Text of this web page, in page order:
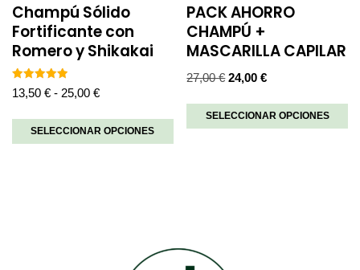
Champú Sólido
Fortificante con
Romero y Shikakai
Valorado
con
de 5
13,50 € - 25,00 €
SELECCIONAR OPCIONES
PACK AHORRO
CHAMPÚ +
MASCARILLA CAPILAR
27,00€ 24,00€
SELECCIONAR OPCIONES